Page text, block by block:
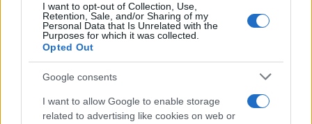
I want to opt-out of Collection, Use,
Retention, Sale, and/or Sharing of my
Personal Data that Is Unrelated with the
Purposes for which it was collected.
Opted Out
Google consents
I want to allow Google to enable storage
related to advertising like cookies on web or